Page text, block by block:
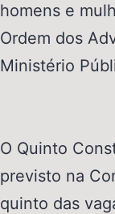
homens e
Ordem dos
Ministério
O Quinto
previsto na
quinto das